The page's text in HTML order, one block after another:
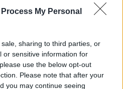
My Personal
sharing to third parties, or
or sensitive information for
use the below opt-out
Please note that after your
you may continue seeing
összetétele
a székely derbi
magabiztosan várják a
fiataljai